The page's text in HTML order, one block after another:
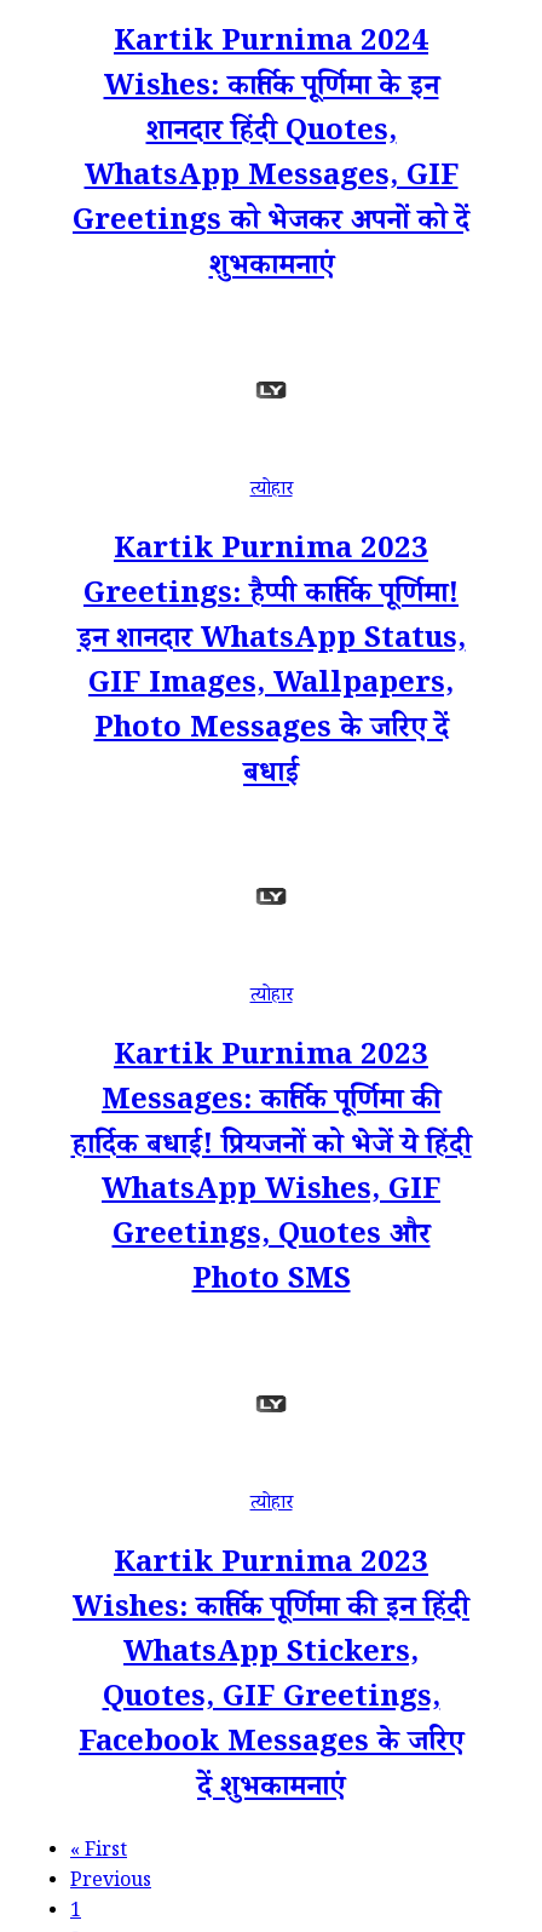
Kartik Purnima 2024
Wishes: कार्तिक पूर्णिमा के इन
शानदार हिंदी Quotes,
WhatsApp Messages, GIF
Greetings को भेजकर अपनों को दें
शुभकामनाएं
त्योहार
Kartik Purnima 2023
Greetings: हैप्पी कार्तिक पूर्णिमा!
इन शानदार WhatsApp Status,
GIF Images, Wallpapers,
Photo Messages के जरिए दें
बधाई
त्योहार
Kartik Purnima 2023
Messages: कार्तिक पूर्णिमा की
हार्दिक बधाई! प्रियजनों को भेजें ये हिंदी
WhatsApp Wishes, GIF
Greetings, Quotes और
Photo SMS
त्योहार
Kartik Purnima 2023
Wishes: कार्तिक पूर्णिमा की इन हिंदी
WhatsApp Stickers,
Quotes, GIF Greetings,
Facebook Messages के जरिए
दें शुभकामनाएं
«First
Previous
1